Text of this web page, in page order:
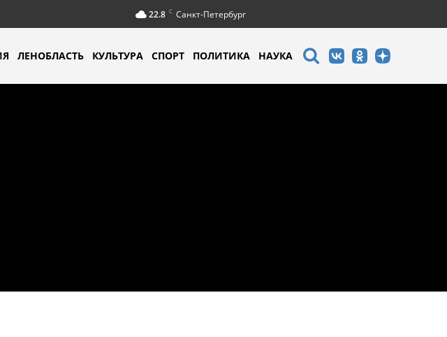
22.8 C Санкт-Петербург
ЛЕНОБЛАСТЬ КУЛЬТУРА СПОРТ ПОЛИТИКА НАУКА